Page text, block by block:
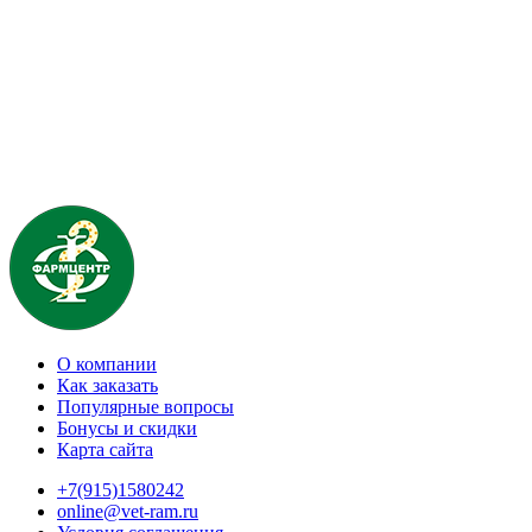
О компании
Как заказать
Популярные вопросы
Бонусы и скидки
Карта сайта
+7(915)1580242
online@vet-ram.ru